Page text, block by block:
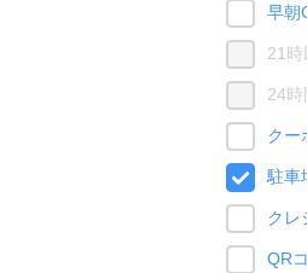
早朝
21時
24時
クー
駐車
クレ
QR